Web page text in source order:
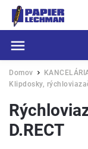
Hľadať
Domov /
Klipdosky,
D.RECT